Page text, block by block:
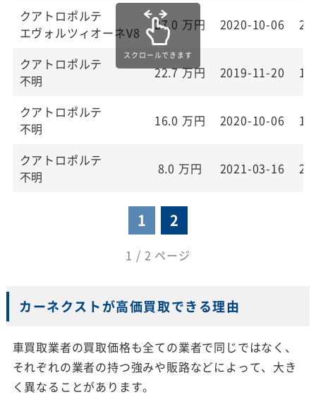
クアトロポルテ
エヴォルツィオーネV8
27.0 万円 2020-10-06
クアトロポルテ
不明
22.7万円 2019-11-20
クアトロポルテ
不明
16.0 万円 2020-10-06
クアトロポルテ
不明
8.0 万円 2021-03-16
1 2
1 / 2 ページ
カーネクストが高価買取できる理由
車買取業者の買取価格も全ての業者で同じではなく、
それぞれの業者の持つ強みや販路などによって、大き
く異なることがあります。